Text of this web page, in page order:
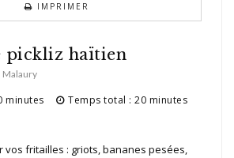
IMPRIMER
pickliz haïtien
Malaury
minutes
Temps total : 20 minutes
vos fritailles : griots, bananes pesées,